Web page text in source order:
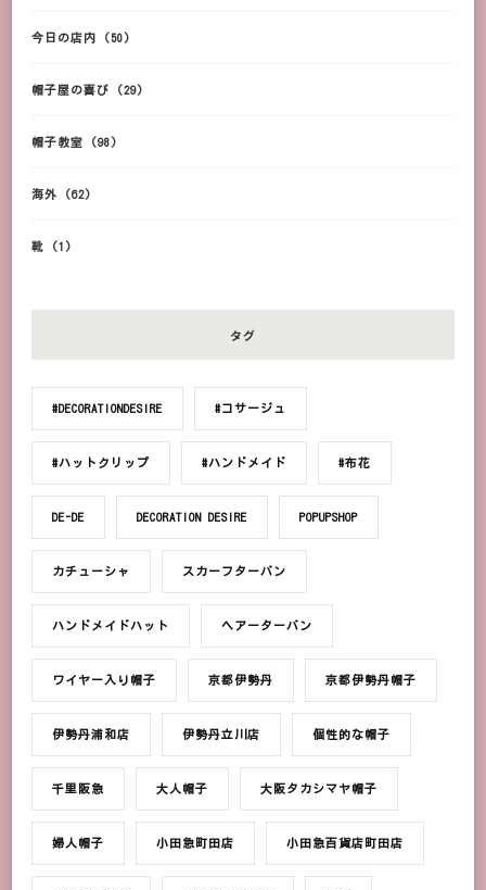
今日の店内 (50)
帽子屋の喜び (29)
帽子教室 (98)
海外 (62)
靴 (1)
タグ
#DECORATIONDESIRE #コサージュ
#ハットクリップ #ハンドメイド #布花
DE-DE DECORATION DESIRE POPUPSHOP
カチューシャ スカーフターバン
ハンドメイドハット ヘアーターバン
ワイヤー入り帽子 京都伊勢丹 京都伊勢丹帽子
伊勢丹浦和店 伊勢丹立川店 個性的な帽子
千里阪急 大人帽子 大阪タカシマヤ帽子
婦人帽子 小田急町田店 小田急百貨店町田店